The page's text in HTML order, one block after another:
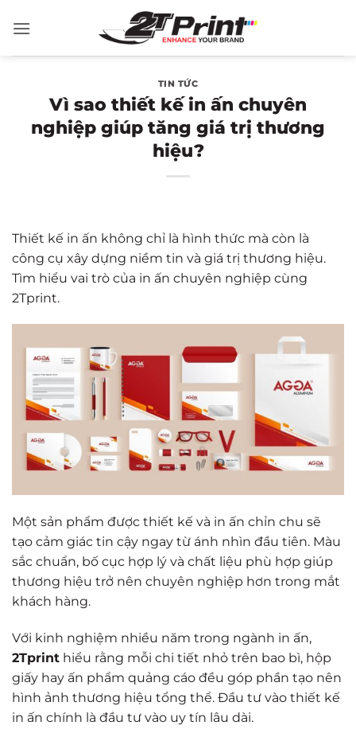
qua
TIN TỨC
Vì sao thiết kế in ấn chuyên
nghiệp giúp tăng giá trị thương
hiệu?
Thiết kế in ấn không chỉ là hình thức mà còn là
công cụ xây dựng niềm tin và giá trị thương hiệu.
Tìm hiểu vai trò của in ấn chuyên nghiệp cùng
2Tprint.
Một sản phẩm được thiết kế và in ấn chỉn chu sẽ
tạo cảm giác tin cậy ngay từ ánh nhìn đầu tiên. Màu
sắc chuẩn, bố cục hợp lý và chất liệu phù hợp giúp
thương hiệu trở nên chuyên nghiệp hơn trong mắt
khách hàng.
Với kinh nghiệm nhiều năm trong ngành in ấn,
2Tprint hiểu rằng mỗi chi tiết nhỏ trên bao bì, hộp
giấy hay ấn phẩm quảng cáo đều góp phần tạo nên
hình ảnh thương hiệu tổng thể. Đầu tư vào thiết kế
in ấn chính là đầu tư vào uy tín lâu dài.